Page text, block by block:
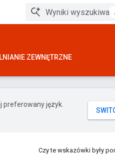
ZEWNĘTRZNE
preferowany język.
Czy te wskazówki były